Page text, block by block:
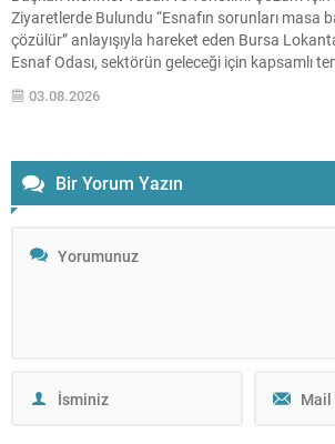
Ziyaretlerde Bulundu “Esnafın sorunları masa
çözülür” anlayışıyla hareket eden Bursa
Esnaf Odası, sektörün geleceği için kapsamlı
Bursa’da yeme-içme sektörünün yaşadığı
beklentilerinin karşılanması ve sektörün
03.08.2026
Bir Yorum Yazın